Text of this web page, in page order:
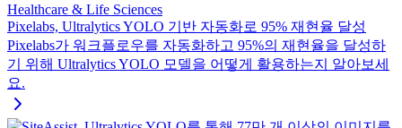
Healthcare & Life Sciences
Pixelabs, Ultralytics YOLO 기반 자동화로 95% 재현율 달성
Pixelabs가 워크플로우를 자동화하고 95%의 재현율을 달성하
기 위해 Ultralytics YOLO 모델을 어떻게 활용하는지 알아보세
요.